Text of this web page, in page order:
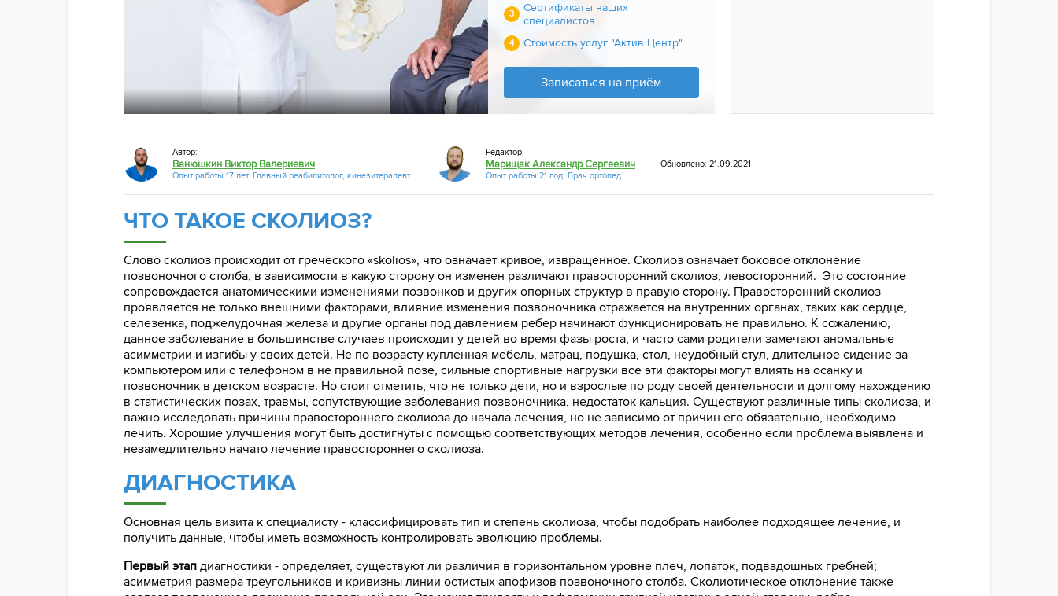
3
Сертификаты наших
специалистов
4 Стоимость услуг "Актив Центр"
Записаться на приём
Автор:
Ванюшкин Виктор Валериевич
Опыт работы 17 лет. Главный реабилитолог, кинезитерапевт.
Редактор:
Марищак Александр Сергеевич
Опыт работы 21 год. Врач ортопед.
Обновлено: 21.09.2021
ЧТО ТАКОЕ СКОЛИОЗ?
Слово сколиоз происходит от греческого «skolios», что означает кривое, извращенное. Сколиоз означает боковое отклонение
позвоночного столба, в зависимости в какую сторону он изменен различают правосторонний сколиоз, левосторонний. Это состояние
сопровождается анатомическими изменениями позвонков и других опорных структур в правую сторону. Правосторонний сколиоз
проявляется не только внешними факторами, влияние изменения позвоночника отражается на внутренних органах, таких как сердце,
селезенка, поджелудочная железа и другие органы под давлением ребер начинают функционировать не правильно. К сожалению,
данное заболевание в большинстве случаев происходит у детей во время фазы роста, и часто сами родители замечают аномальные
асимметрии и изгибы у своих детей. Не по возрасту купленная мебель, матрац, подушка, стол, неудобный стул, длительное сидение за
компьютером или с телефоном в не правильной позе, сильные спортивные нагрузки все эти факторы могут влиять на осанку и
позвоночник в детском возрасте. Но стоит отметить, что не только дети, но и взрослые по роду своей деятельности и долгому нахождению
в статистических позах, травмы, сопутствующие заболевания позвоночника, недостаток кальция. Существуют различные типы сколиоза, и
важно исследовать причины правостороннего сколиоза до начала лечения, но не зависимо от причин его обязательно, необходимо
лечить. Хорошие улучшения могут быть достигнуты с помощью соответствующих методов лечения, особенно если проблема выявлена и
незамедлительно начато лечение правостороннего сколиоза.
ДИАГНОСТИКА
Основная цель визита к специалисту - классифицировать тип и степень сколиоза, чтобы подобрать наиболее подходящее лечение, и
получить данные, чтобы иметь возможность контролировать эволюцию проблемы.
Первый этап диагностики - определяет, существуют ли различия в горизонтальном уровне плеч, лопаток, подвздошных гребней;
асимметрия размера треугольников и кривизны линии остистых апофизов позвоночного столба. Сколиотическое отклонение также